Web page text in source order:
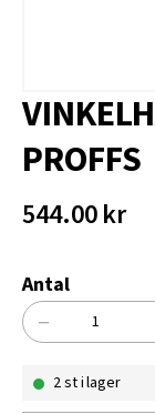
PROFFS
544.00kr
Antal
VINKELHAKE
V25P
−
2 st i lager